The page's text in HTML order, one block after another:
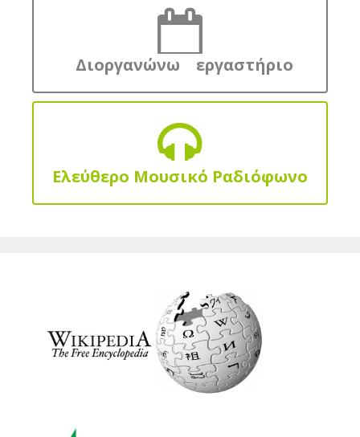
Διοργανώνω εργαστήριο
Ελεύθερο Μουσικό Ραδιόφωνο